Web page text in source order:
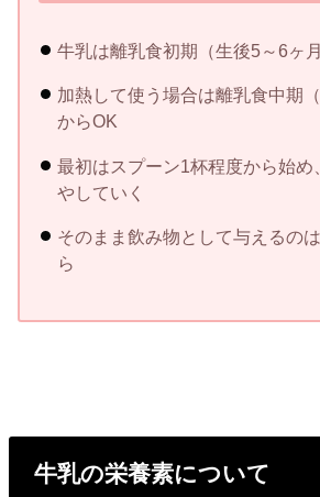
牛乳は離乳食初期（生後5～6ヶ
加熱して使う場合は離乳食中期
からOK
最初はスプーン1杯程度から始め
やしていく
そのまま飲み物として与えるの
ら
牛乳の栄養素について